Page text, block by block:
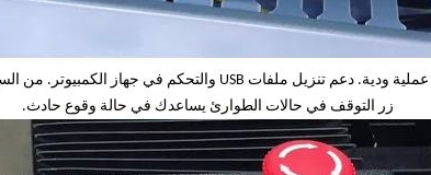
زر التوقف في حالات الطوارئ يساعدك في حالة وقوع حادث.